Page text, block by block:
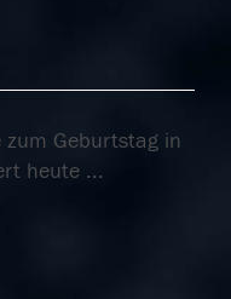
zum Geburtstag in
heute ...